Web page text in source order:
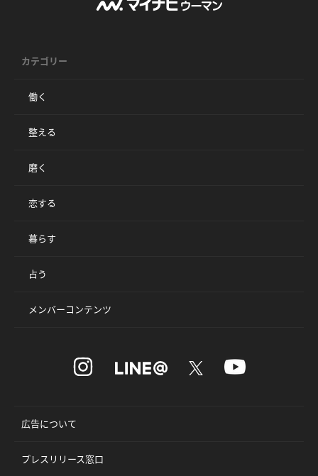
カテゴリー
働く
整える
磨く
恋する
暮らす
占う
メンバーコンテンツ
広告について
プレスリリース窓口